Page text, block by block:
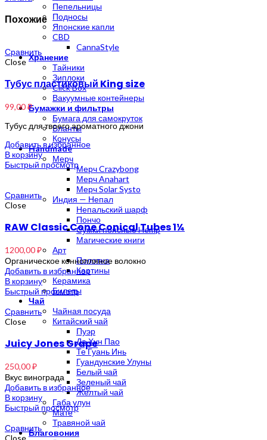
Пепельницы
Подносы
Японские капли
CBD
CannaStyle
Хранение
Тайники
Зиплоки
Click Box
Вакуумные контейнеры
Бумажки и фильтры
Бумага для самокруток
Бланты
Конусы
Handmade
Мерч
Мерч Crazybong
Мерч Anahart
Мерч Solar Systo
Индия — Непал
Непальский шарф
Пончо
Сумки поясные Hemp
Магические книги
Арт
Полотна
Картины
Керамика
Билеты
Чай
Чайная посуда
Китайский чай
Пуэр
Да Хун Пао
Те Гуань Инь
Гуандунские Улуны
Белый чай
Зеленый чай
Желтый чай
Габа улун
Мате
Травяной чай
Благовония
Похожие
Сравнить
Close
Тубус пластиковый King size
99,00₽
Тубус для твоего ароматного джони
Добавить в избранное
В корзину
Быстрый просмотр
Сравнить
Close
RAW Classic Cone Conical Tubes 1¼
1200,00₽
Органическое коннопляное волокно
Добавить в избранное
В корзину
Быстрый просмотр
Сравнить
Close
Juicy Jones Grape
250,00₽
Вкус винограда
Добавить в избранное
В корзину
Быстрый просмотр
Сравнить
Close